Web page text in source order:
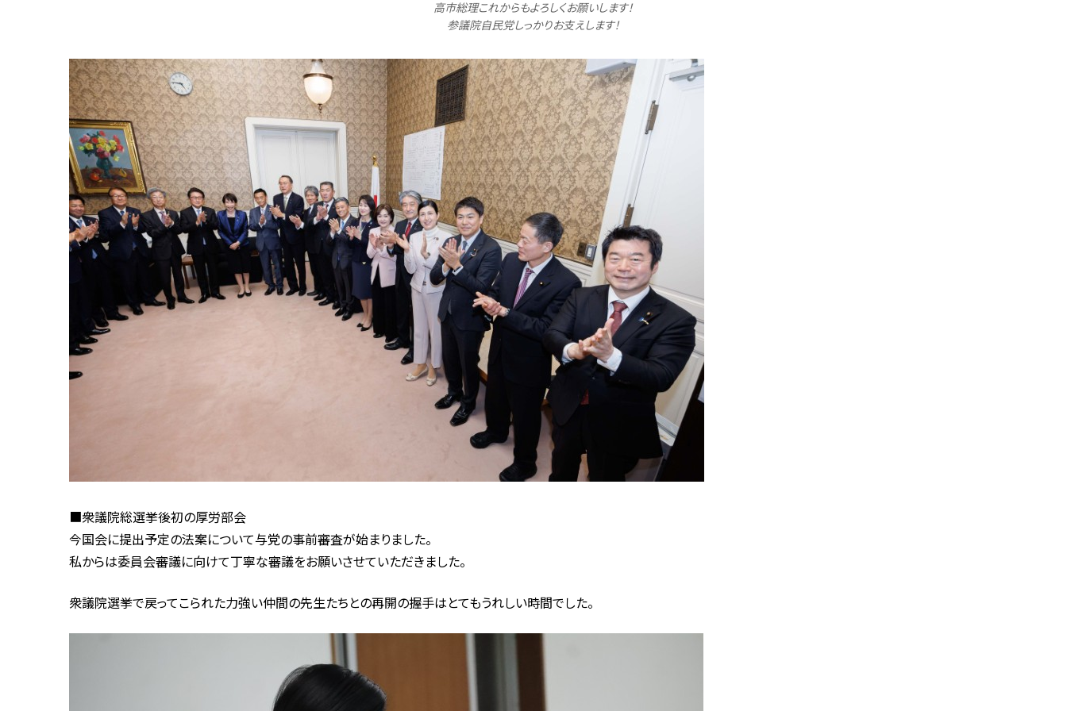
高市総理これからもよろしくお願いします！
参議院自民党しっかりお支えします！
■衆議院総選挙後初の厚労部会
今国会に提出予定の法案について与党の事前審査が始まりました。
私からは委員会審議に向けて丁寧な審議をお願いさせていただきました。
衆議院選挙で戻ってこられた力強い仲間の先生たちとの再開の握手はとてもうれしい時間でした。